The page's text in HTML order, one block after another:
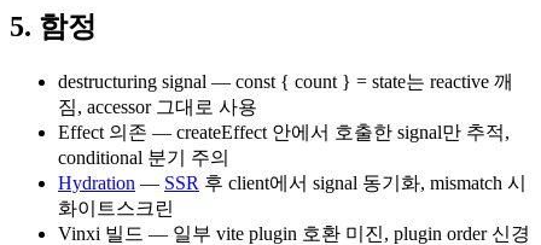
5. 함정
destructuring signal — const { count } = state는 reactive 깨
짐, accessor 그대로 사용
Effect 의존 — createEffect 안에서 호출한 signal만 추적,
conditional 분기 주의
Hydration — SSR 후 client에서 signal 동기화, mismatch 시
화이트스크린
Vinxi 빌드 — 일부 vite plugin 호환 미진, plugin order 신경